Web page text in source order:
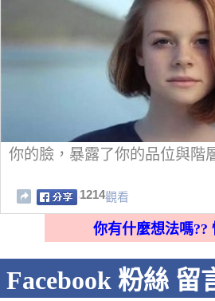
你的臉，暴露了你的品位與階
1214觀看
你有什麼想法嗎??
Facebook 粉絲 留